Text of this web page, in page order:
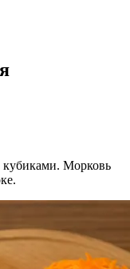
кубиками. Морковь